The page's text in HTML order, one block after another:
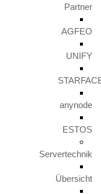
Partner
AGFEO
UNIFY
anynode
ESTOS
Servertechnik
Übersicht